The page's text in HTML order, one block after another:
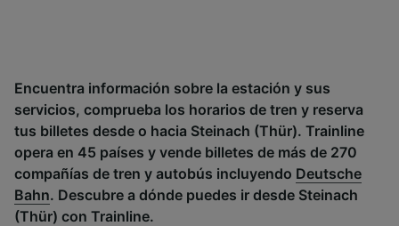
Encuentra información sobre la estación y sus
servicios, comprueba los horarios de tren y reserva
tus billetes desde o hacia Steinach (Thür). Trainline
opera en 45 países y vende billetes de más de 270
compañías de tren y autobús incluyendo Deutsche
Bahn. Descubre a dónde puedes ir desde Steinach
(Thür) con Trainline.